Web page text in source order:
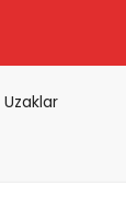
Uzaklar